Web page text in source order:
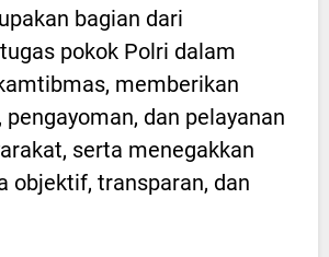
bagian dari
pokok Polri dalam
memberikan
dan pelayanan
serta menegakkan
objektif, transparan, dan